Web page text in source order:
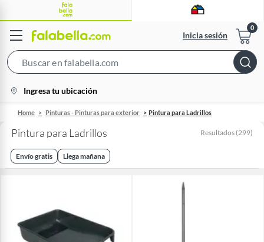
Inicia sesión
Bar
location-
icon
Ingresa tu ubicación
Home Pinturas - Pinturas para exterior Pintura para Ladrillos
Pintura para Ladrillos Resultados (299)
Envío gratis Llega mañana